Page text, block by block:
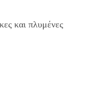
και πλυμένες